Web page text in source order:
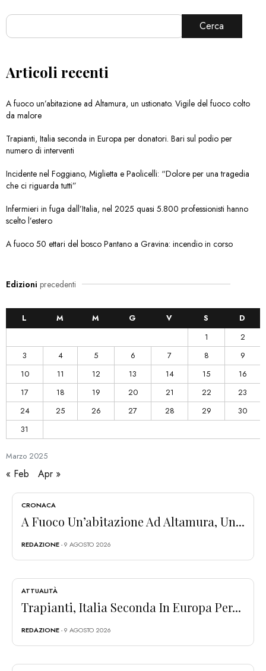
Cerca
Articoli recenti
A fuoco un’abitazione ad Altamura, un ustionato. Vigile del fuoco colto
da malore
Trapianti, Italia seconda in Europa per donatori. Bari sul podio per
numero di interventi
Incidente nel Foggiano, Miglietta e Paolicelli: “Dolore per una tragedia
che ci riguarda tutti”
Infermieri in fuga dall’Italia, nel 2025 quasi 5.800 professionisti hanno
scelto l’estero
A fuoco 50 ettari del bosco Pantano a Gravina: incendio in corso
Edizioni precedenti
Marzo 2025
L M M G V S
D
1
2
3
4 5 6 7 8
9
10
11 12 13 14 15
16
17
18 19 20 21 22
23
24
25 26 27 28 29
30
31
« Feb Apr »
CRONACA
A Fuoco Un’abitazione Ad Altamura, Un...
REDAZIONE- 9 AGOSTO 2026
ATTUALITÀ
Trapianti, Italia Seconda In Europa Per...
REDAZIONE- 9 AGOSTO 2026